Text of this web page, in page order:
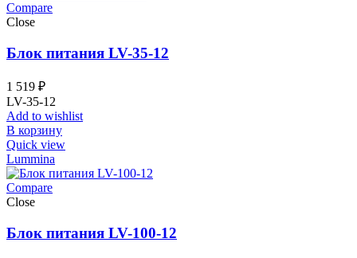
Compare
Close
Блок питания LV-35-12
1 519 ₽
LV-35-12
Add to wishlist
В корзину
Quick view
Lummina
Compare
Close
Блок питания LV-100-12